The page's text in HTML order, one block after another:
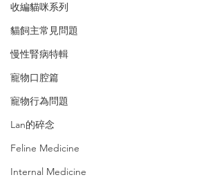
收編貓咪系列
貓飼主常見問題
慢性腎病特輯
寵物口腔篇
寵物行為問題
Lan的碎念
Feline Medicine
Internal Medicine